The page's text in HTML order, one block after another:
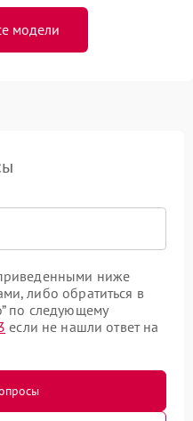
модели
ниже
либо обратиться в
по следующему
если не нашли ответ на